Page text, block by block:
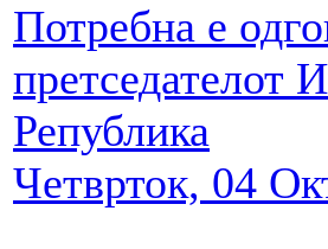
Потребна е
претседателот
Република
Четврток, 04